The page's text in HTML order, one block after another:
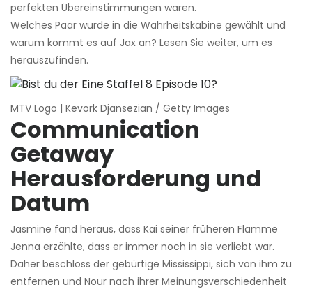
perfekten Übereinstimmungen waren.
Welches Paar wurde in die Wahrheitskabine gewählt und
warum kommt es auf Jax an? Lesen Sie weiter, um es
herauszufinden.
MTV Logo | Kevork Djansezian / Getty Images
Communication
Getaway
Herausforderung und
Datum
Jasmine fand heraus, dass Kai seiner früheren Flamme
Jenna erzählte, dass er immer noch in sie verliebt war.
Daher beschloss der gebürtige Mississippi, sich von ihm zu
entfernen und Nour nach ihrer Meinungsverschiedenheit